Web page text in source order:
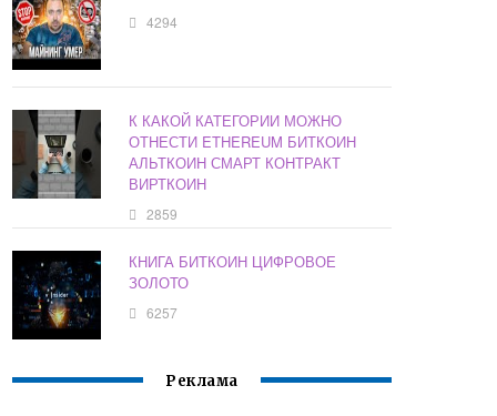
4294
К КАКОЙ КАТЕГОРИИ МОЖНО
ОТНЕСТИ ETHEREUM БИТКОИН
АЛЬТКОИН СМАРТ КОНТРАКТ
ВИРТКОИН
2859
КНИГА БИТКОИН ЦИФРОВОЕ
ЗОЛОТО
6257
Реклама